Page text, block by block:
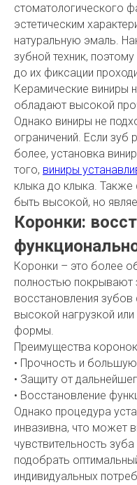
стоматологического
эстетическим
натуральную эмаль.
зубной техник,
до их фиксации
Керамические виниры
обладают высокой
Однако виниры не
ограничений. Если зуб
более, установка
того, виниры
клыка до клыка.
быть высокой, но
Коронки:
Коронки – это более
полностью покрывают
восстановления
высокой нагрузкой
формы.
Преимущества
• Прочность и
• Защиту от
• Восстановление
Однако процедура
инвазивна, что может
чувствительность
подобрать
индивидуальных